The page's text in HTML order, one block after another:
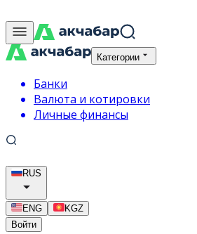
Категории
Банки
Валюта и котировки
Личные финансы
RUS
ENG
KGZ
Войти